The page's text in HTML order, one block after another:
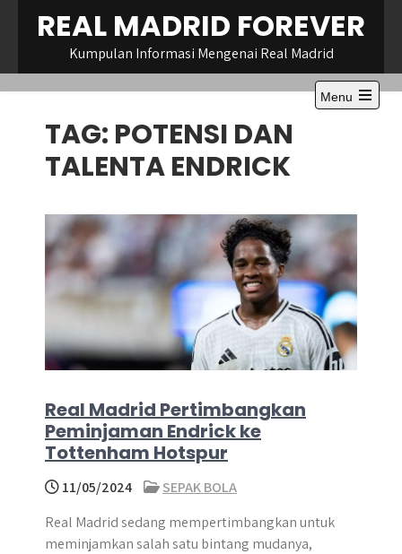
REAL MADRID FOREVER
Kumpulan Informasi Mengenai Real Madrid
Menu
TAG: POTENSI DAN
TALENTA ENDRICK
Real Madrid Pertimbangkan
Peminjaman Endrick ke
Tottenham Hotspur
11/05/2024
SEPAK BOLA
Real Madrid sedang mempertimbangkan untuk
meminjamkan salah satu bintang mudanya,